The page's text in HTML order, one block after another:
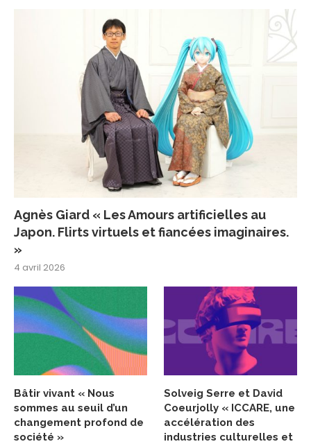
Agnès Giard « Les Amours artificielles au
Japon. Flirts virtuels et fiancées imaginaires.
»
4 avril 2026
Bâtir vivant « Nous
sommes au seuil d’un
changement profond de
société »
Solveig Serre et David
Coeurjolly « ICCARE, une
accélération des
industries culturelles et